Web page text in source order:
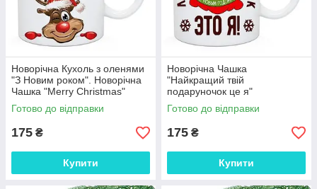
Новорічна Кухоль з оленями
"З Новим роком". Новорічна
Чашка "Merry Christmas"
Готово до відправки
175 ₴
Купити
Новорічна Чашка
"Найкращий твій
подаруночок це я"
Готово до відправки
175 ₴
Купити